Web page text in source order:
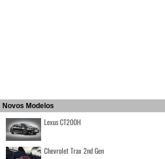
Novos Modelos
Lexus CT200H
Chevrolet Trax 2nd Gen